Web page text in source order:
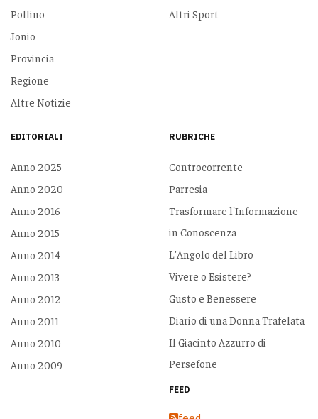
Pollino
Jonio
Provincia
Regione
Altre Notizie
Altri Sport
EDITORIALI
Anno 2025
Anno 2020
Anno 2016
Anno 2015
Anno 2014
Anno 2013
Anno 2012
Anno 2011
Anno 2010
Anno 2009
RUBRICHE
Controcorrente
Parresia
Trasformare l'Informazione
in Conoscenza
L'Angolo del Libro
Vivere o Esistere?
Gusto e Benessere
Diario di una Donna Trafelata
Il Giacinto Azzurro di
Persefone
FEED